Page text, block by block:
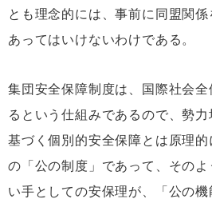
とも理念的には、事前に同盟関
あってはいけないわけである。
集団安全保障制度は、国際社会
るという仕組みであるので、勢
基づく個別的安全保障とは原理
の「公の制度」であって、その
い手としての安保理が、「公の